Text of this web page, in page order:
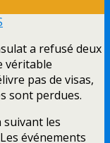
a refusé deux
véritable
pas de visas,
sont perdues.
suivant les
événements